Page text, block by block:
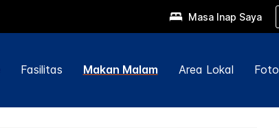
Masa Inap Saya
Fasilitas Makan Malam Area Lokal Foto